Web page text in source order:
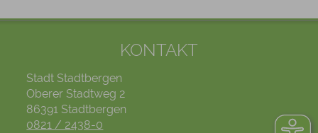
KONTAKT
Stadt Stadtbergen
Oberer Stadtweg 2
86391 Stadtbergen
0821 / 2438-0